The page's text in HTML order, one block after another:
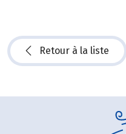
Retour à la liste